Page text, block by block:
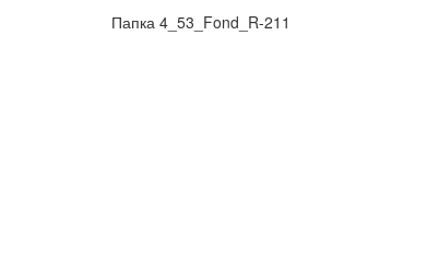
Папка 4_53_Fond_R-211